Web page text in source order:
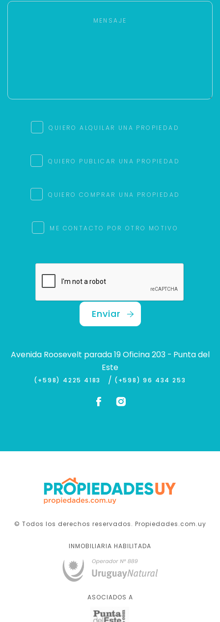
QUIERO ALQUILAR UNA PROPIEDAD
QUIERO PUBLICAR UNA PROPIEDAD
QUIERO COMPRAR UNA PROPIEDAD
ME CONTACTO POR OTRO MOTIVO
Enviar
Avenida Roosevelt parada 19 Oficina 203 - Punta del
Este
(+598) 4225 4183 / (+598) 96 434 253
© Todos los derechos reservados. Propiedades.com.uy
INMOBILIARIA HABILITADA
ASOCIADOS A